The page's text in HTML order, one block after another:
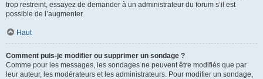
trop restreint, essayez de demander à un administrateur du forum s’il est
possible de l’augmenter.
Haut
Comment puis-je modifier ou supprimer un sondage ?
Comme pour les messages, les sondages ne peuvent être modifiés que par
leur auteur, les modérateurs et les administrateurs. Pour modifier un sondage,